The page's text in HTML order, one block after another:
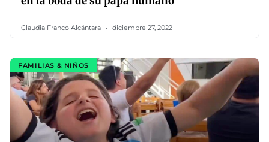
Claudia Franco Alcántara diciembre 27, 2022
FAMILIAS & NIÑOS